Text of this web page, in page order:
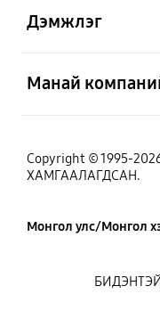
Дэмжлэг
Манай
Copyright © 1995-
ХАМГААЛАГДСАН.
Монгол улс/Монгол